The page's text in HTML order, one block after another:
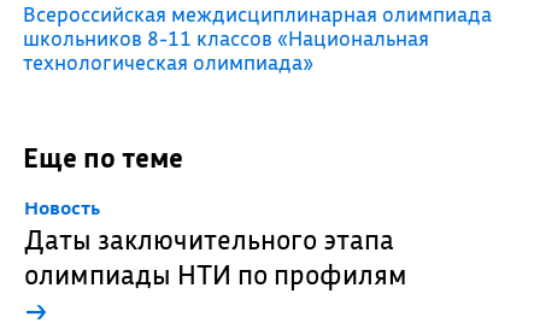
Всероссийская междисциплинарная олимпиада
школьников 8-11 классов «Национальная
технологическая олимпиада»
Еще по теме
Новость
Даты заключительного этапа
олимпиады НТИ по профилям
→